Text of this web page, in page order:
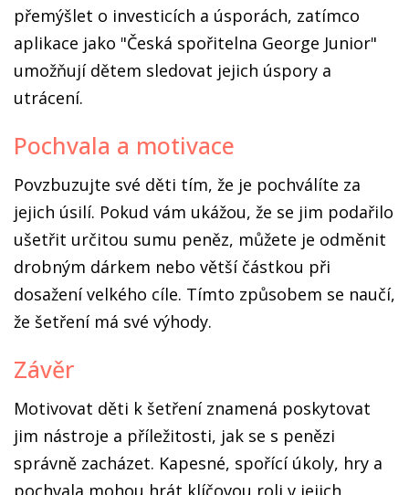
přemýšlet o investicích a úsporách, zatímco
aplikace jako "Česká spořitelna George Junior"
umožňují dětem sledovat jejich úspory a
utrácení.
Pochvala a motivace
Povzbuzujte své děti tím, že je pochválíte za
jejich úsilí. Pokud vám ukážou, že se jim podařilo
ušetřit určitou sumu peněz, můžete je odměnit
drobným dárkem nebo větší částkou při
dosažení velkého cíle. Tímto způsobem se naučí,
že šetření má své výhody.
Závěr
Motivovat děti k šetření znamená poskytovat
jim nástroje a příležitosti, jak se s penězi
správně zacházet. Kapesné, spořící úkoly, hry a
pochvala mohou hrát klíčovou roli v jejich